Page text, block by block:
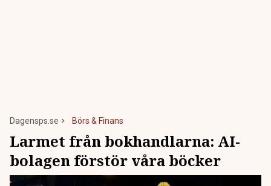
Dagensps.se Börs & Finans
Larmet från bokhandlarna: AI-
bolagen förstör våra böcker